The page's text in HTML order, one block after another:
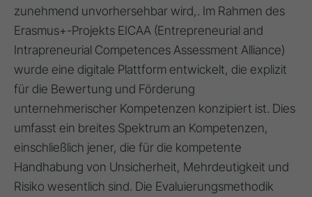
zunehmend unvorhersehbar wird,. Im Rahmen des
Erasmus+-Projekts EICAA (Entrepreneurial and
Intrapreneurial Competences Assessment Alliance)
wurde eine digitale Plattform entwickelt, die explizit
für die Bewertung und Förderung
unternehmerischer Kompetenzen konzipiert ist. Dies
umfasst ein breites Spektrum an Kompetenzen,
einschließlich jener, die für die kompetente
Handhabung von Unsicherheit, Mehrdeutigkeit und
Risiko wesentlich sind. Die Evaluierungsmethodik